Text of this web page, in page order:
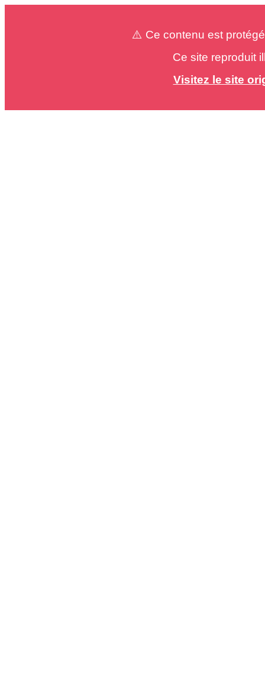
⚠️ Ce contenu est
Ce site reproduit
Visitez le site